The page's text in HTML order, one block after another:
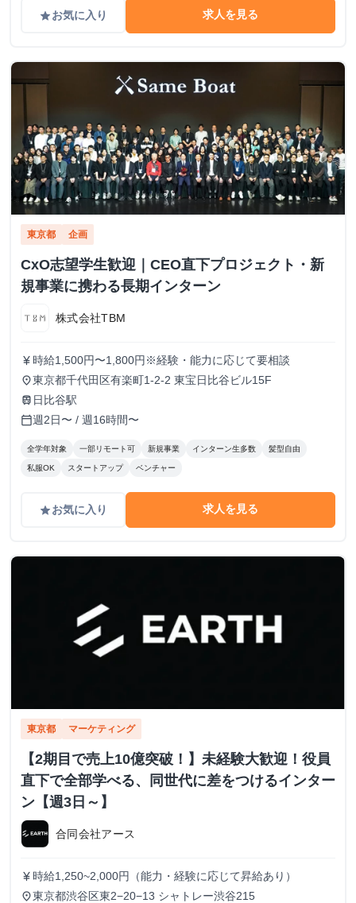
gradeお気に入り 求人を見る
東京都 企画
CxO志望学生歓迎｜CEO直下プロジェクト・新
規事業に携わる長期インターン
株式会社TBM
currency_yen 時給1,500円〜1,800円※経験・能力に応じて要相談
place東京都千代田区有楽町1-2-2 東宝日比谷ビル15F
train 日比谷駅
calendar_today週2日〜 / 週16時間〜
全学年対象 一部リモート可 新規事業 インターン生多数 髪型自由
私服OK スタートアップ ベンチャー
gradeお気に入り 求人を見る
東京都 マーケティング
【2期目で売上10億突破！】未経験大歓迎！役員
直下で全部学べる、同世代に差をつけるインター
ン【週3日～】
合同会社アース
currency_yen 時給1,250~2,000円（能力・経験に応じて昇給あり）
place東京都渋谷区東2−20−13 シャトレー渋谷215